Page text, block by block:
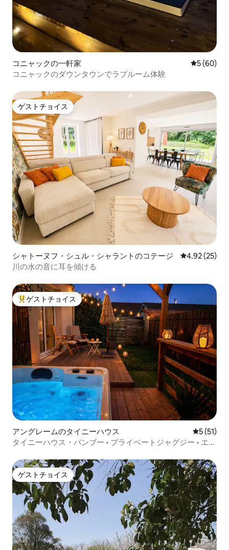
コニャックの一軒家 レビュー
5 (60)
コニャックのダウンタウンでラブルーム体験
ゲストチョイス
ゲストチョイス
シャトーヌフ・シュル・シャラントのコテージ レビュー25
4.92 (25)
川の水の音に耳を傾ける
大好評のゲストチョイスです。
ゲストチョイス
アングレームのタイニーハウス レビュー
5 (51)
タイニーハウス・バンブー • プライベートジャグジー • エア
ゲストチョイス
ゲストチョイス